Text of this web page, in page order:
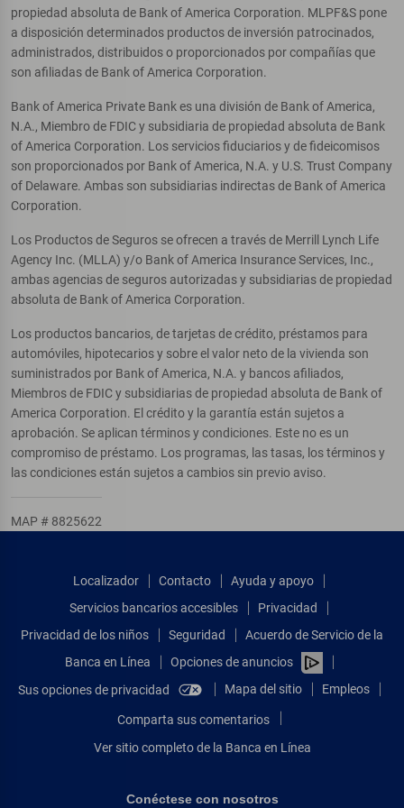
propiedad absoluta de Bank of America Corporation. MLPF&S pone
a disposición determinados productos de inversión patrocinados,
administrados, distribuidos o proporcionados por compañías que
son afiliadas de Bank of America Corporation.
Bank of America Private Bank es una división de Bank of America,
N.A., Miembro de FDIC y subsidiaria de propiedad absoluta de Bank
of America Corporation. Los servicios fiduciarios y de fideicomisos
son proporcionados por Bank of America, N.A. y U.S. Trust Company
of Delaware. Ambas son subsidiarias indirectas de Bank of America
Corporation.
Los Productos de Seguros se ofrecen a través de Merrill Lynch Life
Agency Inc. (MLLA) y/o Bank of America Insurance Services, Inc.,
ambas agencias de seguros autorizadas y subsidiarias de propiedad
absoluta de Bank of America Corporation.
Los productos bancarios, de tarjetas de crédito, préstamos para
automóviles, hipotecarios y sobre el valor neto de la vivienda son
suministrados por Bank of America, N.A. y bancos afiliados,
Miembros de FDIC y subsidiarias de propiedad absoluta de Bank of
America Corporation. El crédito y la garantía están sujetos a
aprobación. Se aplican términos y condiciones. Este no es un
compromiso de préstamo. Los programas, las tasas, los términos y
las condiciones están sujetos a cambios sin previo aviso.
MAP # 8825622
Localizador Contacto
Ayuda y apoyo
Servicios bancarios accesibles
Privacidad
Privacidad de los niños
Seguridad
Acuerdo de Servicio de la
Banca en Línea
Opciones de anuncios
Sus opciones de privacidad
Mapa del sitio Empleos
Comparta sus comentarios
Ver sitio completo de la Banca en Línea
Conéctese con nosotros